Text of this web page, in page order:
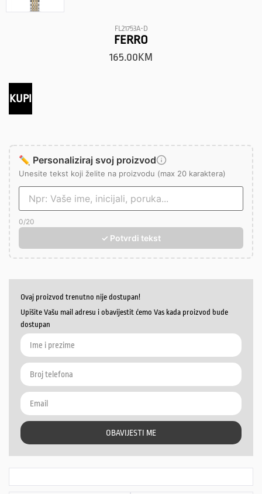
FL21753A-D
FERRO
165.00KM
KUPI
✏️ Personaliziraj svoj proizvod
Unesite tekst koji želite na proizvodu (max 20 karaktera)
0/20
✓ Potvrdi tekst
Ovaj proizvod trenutno nije dostupan!
Upišite Vašu mail adresu i obavijestit ćemo Vas kada proizvod bude
dostupan
OBAVIJESTI ME